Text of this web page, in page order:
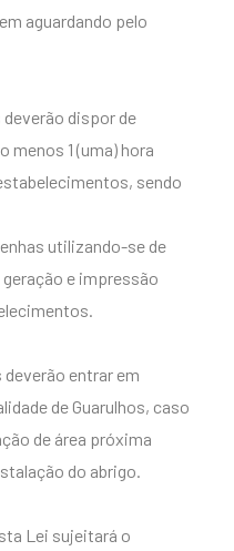
aguardando pelo
dispor de
1 (uma) hora
sendo
utilizando-se de
e impressão
entrar em
de Guarulhos, caso
de área próxima
do abrigo.
Lei sujeitará o